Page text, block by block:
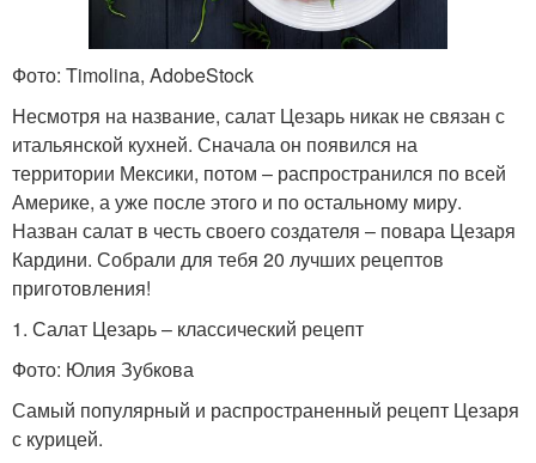
Фото: Timolina, AdobeStock
Несмотря на название, салат Цезарь никак не связан с
итальянской кухней. Сначала он появился на
территории Мексики, потом – распространился по всей
Америке, а уже после этого и по остальному миру.
Назван салат в честь своего создателя – повара Цезаря
Кардини. Собрали для тебя 20 лучших рецептов
приготовления!
1. Салат Цезарь – классический рецепт
Фото: Юлия Зубкова
Самый популярный и распространенный рецепт Цезаря
с курицей.